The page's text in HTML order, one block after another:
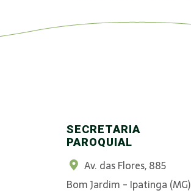
SECRETARIA
PAROQUIAL
Av. das Flores, 885
Bom Jardim - Ipatinga (MG)